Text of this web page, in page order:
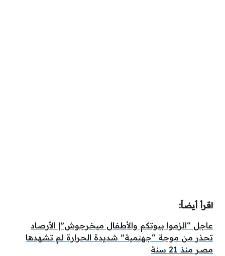
اقرأ أيضاً:
عاجل “الزموا بيوتكم والأطفال ميخرجوش”| الأرصاد
تحذر من موجة “جهنمية” شديدة الحرارة لم تشهدها
مصر منذ 21 سنة